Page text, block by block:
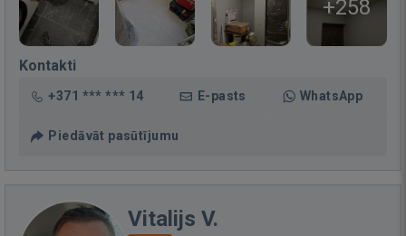
+258
Kontakti
+371 *** *** 14 E-pasts WhatsApp
Piedāvāt pasūtījumu
Vitalijs V.